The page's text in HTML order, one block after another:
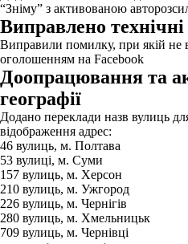
“Зніму” з активованою
Виправлено технічні
Виправили помилку, при якій не
оголошенням на Facebook
Доопрацювання та
географії
Додано переклади назв вулиць
відображення адрес:
46 вулиць, м. Полтава
53 вулиці, м. Суми
157 вулиць, м. Херсон
210 вулиць, м. Ужгород
226 вулиць, м. Чернігів
280 вулиць, м. Хмельницьк
709 вулиць, м. Чернівці